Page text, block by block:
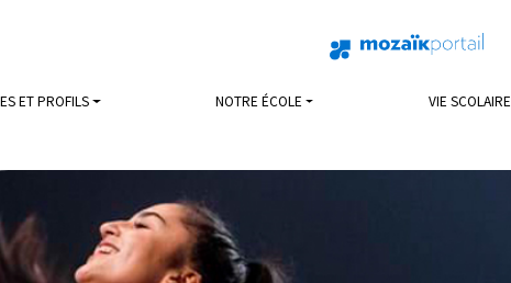
ET PROFILS NOTRE ÉCOLE VIE SCOLAIRE